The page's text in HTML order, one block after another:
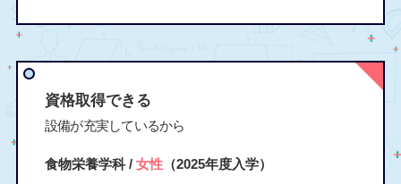
資格取得できる
設備が充実しているから
食物栄養学科 / 女性（2025年度入学）